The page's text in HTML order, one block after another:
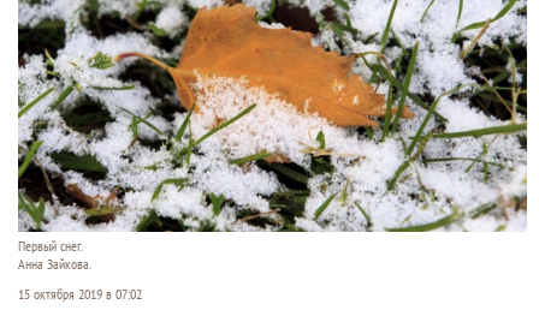
Первый снег.
Анна Зайкова.
15 октября 2019 в 07:02